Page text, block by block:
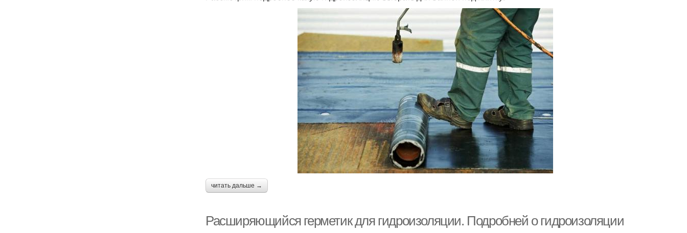
читать дальше →
Расширяющийся герметик для гидроизоляции. Подробней о гидроизоляции